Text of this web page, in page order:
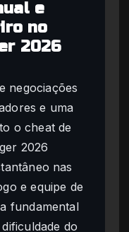
e
no
2026
negociações
e uma
o cheat de
2026
nas
e equipe de
fundamental
do